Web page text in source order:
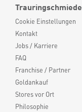
Trauringschmiede
Cookie Einstellungen
Kontakt
Jobs / Karriere
FAQ
Franchise / Partner
Goldankauf
Stores vor Ort
Philosophie